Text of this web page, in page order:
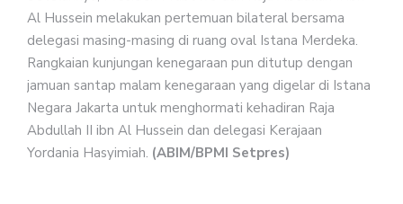
Al Hussein melakukan pertemuan bilateral bersama
delegasi masing-masing di ruang oval Istana Merdeka.
Rangkaian kunjungan kenegaraan pun ditutup dengan
jamuan santap malam kenegaraan yang digelar di Istana
Negara Jakarta untuk menghormati kehadiran Raja
Abdullah II ibn Al Hussein dan delegasi Kerajaan
Yordania Hasyimiah. (ABIM/BPMI Setpres)